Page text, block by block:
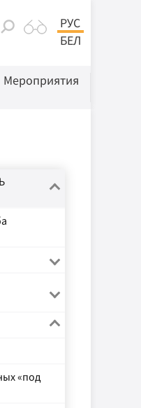
РУС
БЕЛ
Мероприятия
«под